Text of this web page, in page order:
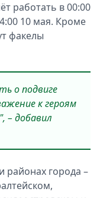
работать в 00:00
10 мая. Кроме
факелы
о подвиге
к героям
– добавил
районах города –